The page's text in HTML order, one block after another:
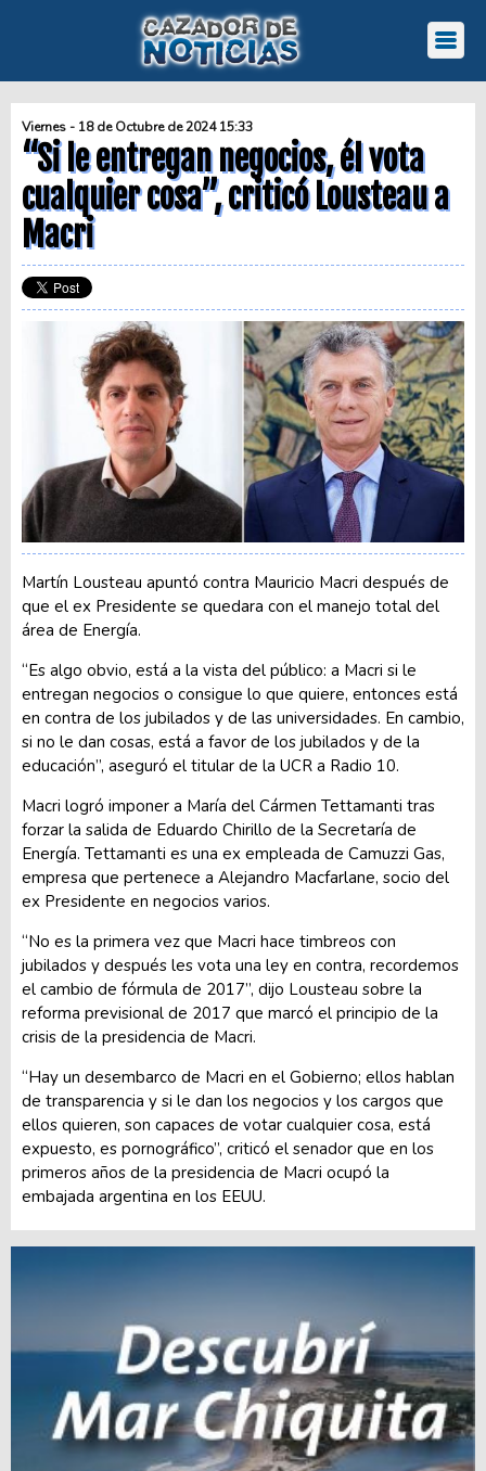
Viernes - 18 de Octubre de 2024 15:33
“Si le entregan negocios, él vota
cualquier cosa”, criticó Lousteau a
Macri
Martín Lousteau apuntó contra Mauricio Macri después de
que el ex Presidente se quedara con el manejo total del
área de Energía.
“Es algo obvio, está a la vista del público: a Macri si le
entregan negocios o consigue lo que quiere, entonces está
en contra de los jubilados y de las universidades. En cambio,
si no le dan cosas, está a favor de los jubilados y de la
educación”, aseguró el titular de la UCR a Radio 10.
Macri logró imponer a María del Cármen Tettamanti tras
forzar la salida de Eduardo Chirillo de la Secretaría de
Energía. Tettamanti es una ex empleada de Camuzzi Gas,
empresa que pertenece a Alejandro Macfarlane, socio del
ex Presidente en negocios varios.
“No es la primera vez que Macri hace timbreos con
jubilados y después les vota una ley en contra, recordemos
el cambio de fórmula de 2017”, dijo Lousteau sobre la
reforma previsional de 2017 que marcó el principio de la
crisis de la presidencia de Macri.
“Hay un desembarco de Macri en el Gobierno; ellos hablan
de transparencia y si le dan los negocios y los cargos que
ellos quieren, son capaces de votar cualquier cosa, está
expuesto, es pornográfico”, criticó el senador que en los
primeros años de la presidencia de Macri ocupó la
embajada argentina en los EEUU.